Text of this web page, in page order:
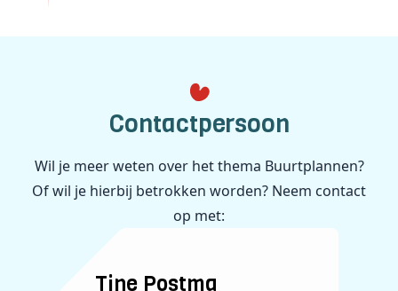
Contactpersoon
Wil je meer weten over het thema Buurtplannen?
Of wil je hierbij betrokken worden? Neem contact
op met:
Tine Postma